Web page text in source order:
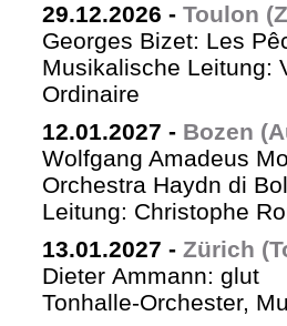
29.12.2026 - Toulon
Georges Bizet: Les
Musikalische Leitung:
Ordinaire
12.01.2027 - Bozen
Wolfgang Amadeus
Orchestra Haydn di
Leitung: Christophe
13.01.2027 - Zürich
Dieter Ammann: glut
Tonhalle-Orchester,